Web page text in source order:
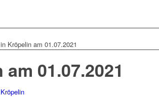
Kröpelin am 01.07.2021
01.07.2021